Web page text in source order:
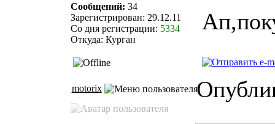
Сообщений: 34
Зарегистрирован: 29.12.11
Со дня регистрации: 5334
Откуда: Курган
motorix